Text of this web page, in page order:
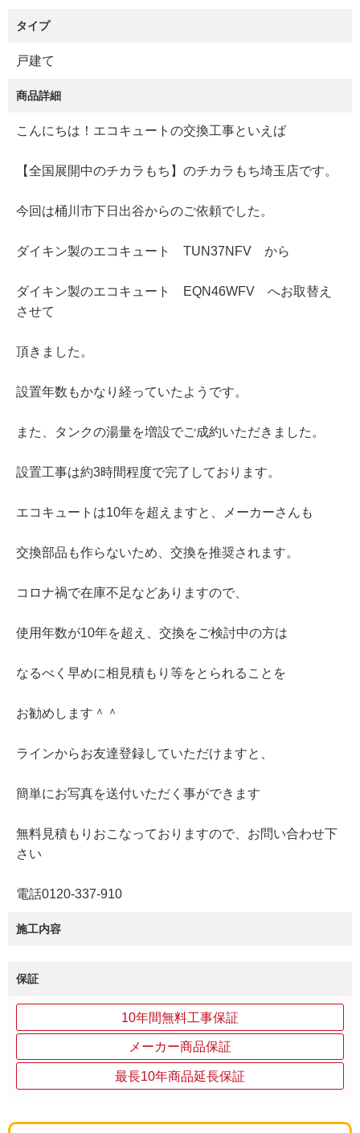
タイプ
戸建て
商品詳細
こんにちは！エコキュートの交換工事といえば
【全国展開中のチカラもち】のチカラもち埼玉店です。
今回は桶川市下日出谷からのご依頼でした。
ダイキン製のエコキュート TUN37NFV から
ダイキン製のエコキュート EQN46WFV へお取替え
させて
頂きました。
設置年数もかなり経っていたようです。
また、タンクの湯量を増設でご成約いただきました。
設置工事は約3時間程度で完了しております。
エコキュートは10年を超えますと、メーカーさんも
交換部品も作らないため、交換を推奨されます。
コロナ禍で在庫不足などありますので、
使用年数が10年を超え、交換をご検討中の方は
なるべく早めに相見積もり等をとられることを
お勧めします＾＾
ラインからお友達登録していただけますと、
簡単にお写真を送付いただく事ができます
無料見積もりおこなっておりますので、お問い合わせ下
さい
電話0120-337-910
施工内容
保証
10年間無料工事保証
メーカー商品保証
最長10年商品延長保証